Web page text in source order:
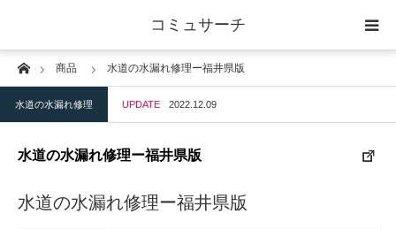
コミュサーチ
Home商品 水道の水漏れ修理ー福井県版
水道の水漏れ修理 UPDATE 2022.12.09
水道の水漏れ修理ー福井県版
水道の水漏れ修理ー福井県版
ホーム
士業